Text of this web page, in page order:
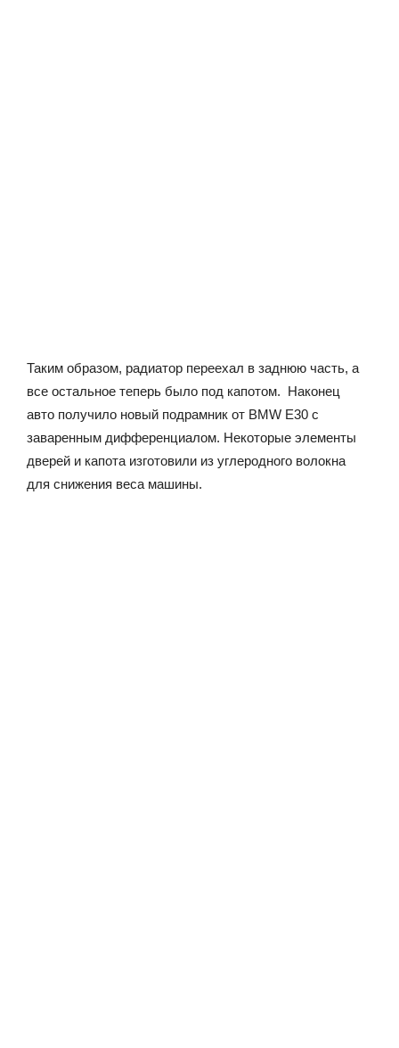
Таким образом, радиатор переехал в заднюю часть, а
все остальное теперь было под капотом. Наконец
авто получило новый подрамник от BMW E30 с
заваренным дифференциалом. Некоторые элементы
дверей и капота изготовили из углеродного волокна
для снижения веса машины.